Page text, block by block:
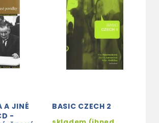
A JINÉ
-
BASIC CZECH 2